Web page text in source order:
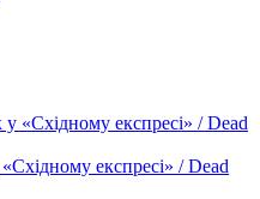
експресі» / Dead